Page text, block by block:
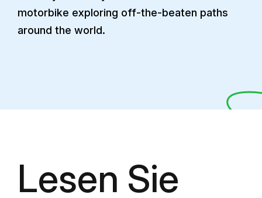
motorbike exploring off-the-beaten paths
around the world.
Lesen Sie